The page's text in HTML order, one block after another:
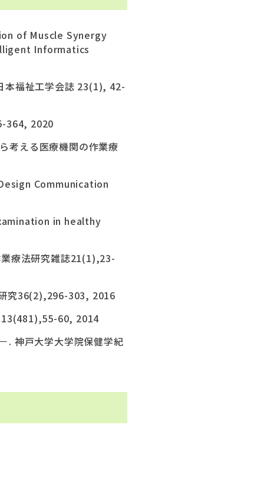
of Muscle Synergy
Informatics
本福祉工学会誌 23(1), 42-
364, 2020
考える医療機関の作業療
Communication
in healthy
療法研究雑誌21(1),23-
究36(2),296-303, 2016
60, 2014
. 神戸大学大学院保健学紀